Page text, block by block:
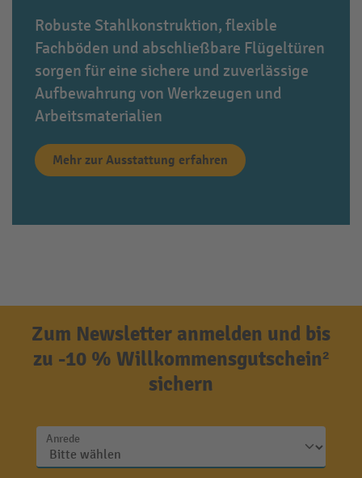
Robuste Stahlkonstruktion, flexible
Fachböden und abschließbare Flügeltüren
sorgen für eine sichere und zuverlässige
Aufbewahrung von Werkzeugen und
Arbeitsmaterialien
Mehr zur Ausstattung erfahren
Zum Newsletter anmelden und bis
zu -10 % Willkommensgutschein²
sichern
Anrede